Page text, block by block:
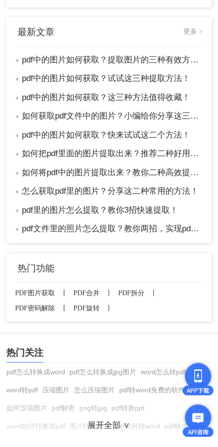
总结
你选择哪种方法从PDF中提取图片，都请确保你有
权进行此类操作，并遵守相关的版权和使用条款。
最新文章 更多 >
● pdf中的图片如何获取？提取图片的三种有效方法!！
● pdf中的图片如何获取？试试这三种提取方法！
● pdf中的图片如何获取？这三种方法值得收藏！
● 如何获取pdf文件中的图片？小编给你分享这三种简单的方法!！
● pdf中的图片如何获取？快来试试这二个方法！
● 如何把pdf里面的图片提取出来？推荐二种好用的方法！
● 如何将pdf中的图片提取出来？教你二种高效提取方法！
● 怎么获取pdf里的图片？分享这二种常用的方法！
● pdf里的图片怎么提取？教你3招快速提取！
● pdf文件里的照片怎么提取？教你两招，实现pdf文档翻转自由！
热门功能
PDF图片获取 PDF合并 PDF拆分
PDF密码解除
PDF旋转
热门关注
pdf怎么转换成word pdf怎么转换成jpg图片 word怎么转pdf
word转pdf 压缩图片 怎么压缩图片 pdf转word免费的软件
如何压缩图片 pdf解密 png转jpg pdf转换ppt
word如何转换成pdf 图片转换格式 pdf如何转word pdf格式转换
展开全部 ∨